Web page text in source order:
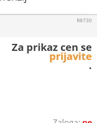
R8730
Za prikaz cen se
prijavite
.